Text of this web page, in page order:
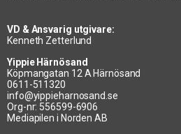
VD & Ansvarig utgivare:
Kenneth Zetterlund
Yippie Härnösand
Köpmangatan 12 A Härnösand
0611-511320
info@yippieharnosand.se
Org-nr: 556599-6906
Mediapilen i Norden AB